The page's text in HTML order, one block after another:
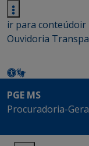
ir para conteúdoir
Ouvidoria
PGE MS
Procuradoria-